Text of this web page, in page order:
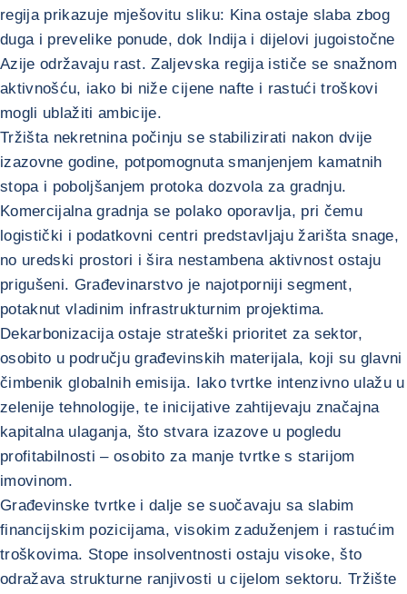
regija prikazuje mješovitu sliku: Kina ostaje slaba zbog
duga i prevelike ponude, dok Indija i dijelovi jugoistočne
Azije održavaju rast. Zaljevska regija ističe se snažnom
aktivnošću, iako bi niže cijene nafte i rastući troškovi
mogli ublažiti ambicije.
Tržišta nekretnina počinju se stabilizirati nakon dvije
izazovne godine, potpomognuta smanjenjem kamatnih
stopa i poboljšanjem protoka dozvola za gradnju.
Komercijalna gradnja se polako oporavlja, pri čemu
logistički i podatkovni centri predstavljaju žarišta snage,
no uredski prostori i šira nestambena aktivnost ostaju
prigušeni. Građevinarstvo je najotporniji segment,
potaknut vladinim infrastrukturnim projektima.
Dekarbonizacija ostaje strateški prioritet za sektor,
osobito u području građevinskih materijala, koji su glavni
čimbenik globalnih emisija. Iako tvrtke intenzivno ulažu u
zelenije tehnologije, te inicijative zahtijevaju značajna
kapitalna ulaganja, što stvara izazove u pogledu
profitabilnosti – osobito za manje tvrtke s starijom
imovinom.
Građevinske tvrtke i dalje se suočavaju sa slabim
financijskim pozicijama, visokim zaduženjem i rastućim
troškovima. Stope insolventnosti ostaju visoke, što
odražava strukturne ranjivosti u cijelom sektoru. Tržište